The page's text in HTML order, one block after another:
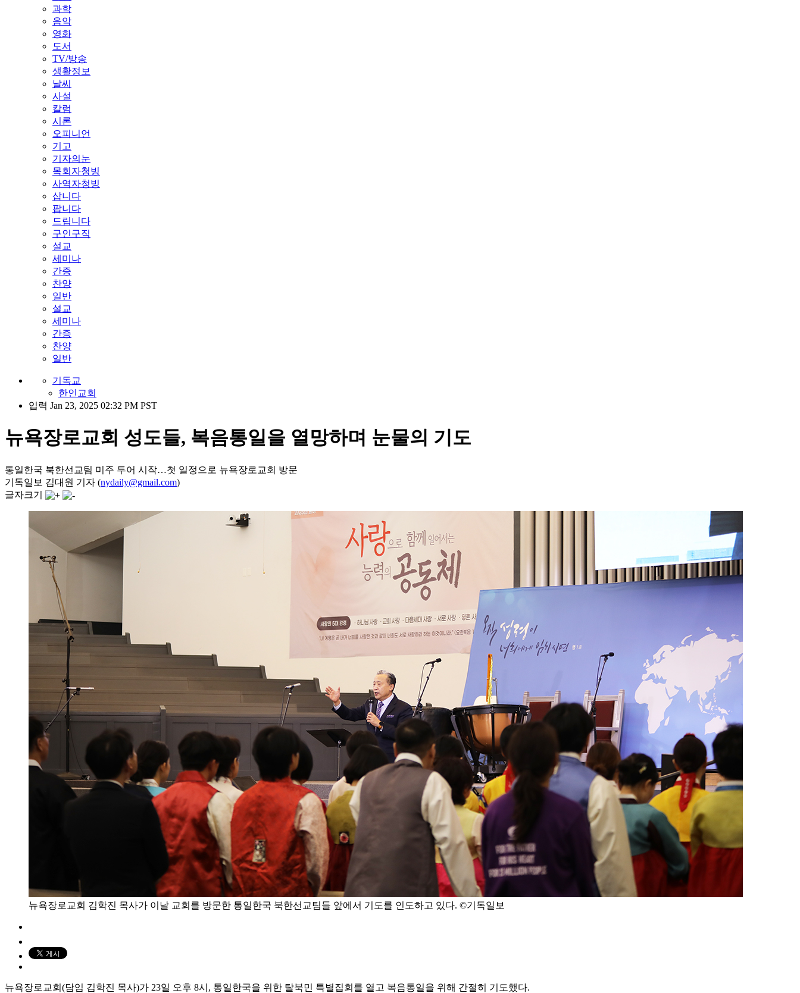
과학
음악
영화
도서
TV/방송
생활정보
날씨
사설
칼럼
시론
오피니언
기고
기자의눈
목회자청빙
사역자청빙
삽니다
팝니다
드립니다
구인구직
설교
세미나
간증
찬양
일반
설교
세미나
간증
찬양
일반
기독교
한인교회
입력 Jan 23, 2025 02:32 PM PST
뉴욕장로교회 성도들, 복음통일을 열망하며 눈물의 기도
통일한국 북한선교팀 미주 투어 시작…첫 일정으로 뉴욕장로교회 방문
기독일보 김대원 기자 (nydaily@gmail.com)
글자크기
뉴욕장로교회 김학진 목사가 이날 교회를 방문한 통일한국 북한선교팀들 앞에서 기도를 인도하고 있다. ©기독일보
뉴욕장로교회(담임 김학진 목사)가 23일 오후 8시, 통일한국을 위한 탈북민 특별집회를 열고 복음통일을 위해 간절히 기도했다.